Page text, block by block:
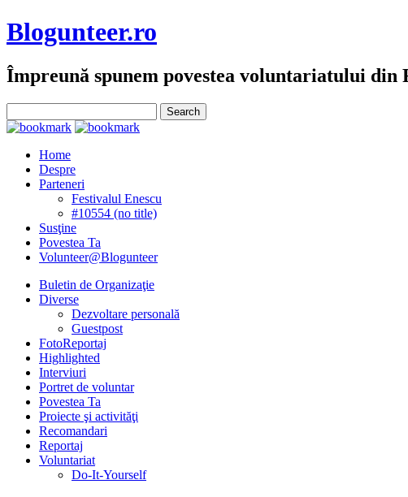
Blogunteer.ro
Împreună spunem povestea voluntariatului din
Home
Despre
Parteneri
Festivalul Enescu
#10554 (no title)
Susţine
Povestea Ta
Volunteer@Blogunteer
Buletin de Organizaţie
Diverse
Dezvoltare personală
Guestpost
FotoReportaj
Highlighted
Interviuri
Portret de voluntar
Povestea Ta
Proiecte şi activităţi
Recomandari
Reportaj
Voluntariat
Do-It-Yourself